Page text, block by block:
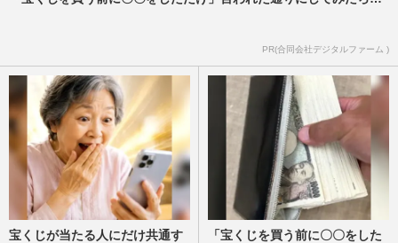
PR(合同会社デジタルファーム )
宝くじが当たる人にだけ共通す
「宝くじを買う前に〇〇をした